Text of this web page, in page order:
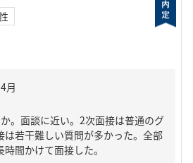
。面談に近い。2次面接は普通のグ
は若干難しい質問が多かった。全部
間かけて面接した。